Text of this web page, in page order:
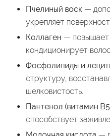
Пчелиный воск—
укрепляет
Коллаген — повышает
кондиционирует
Фосфолипиды и
структуру,
шелковистость.
Пантенол (витамин
способствует